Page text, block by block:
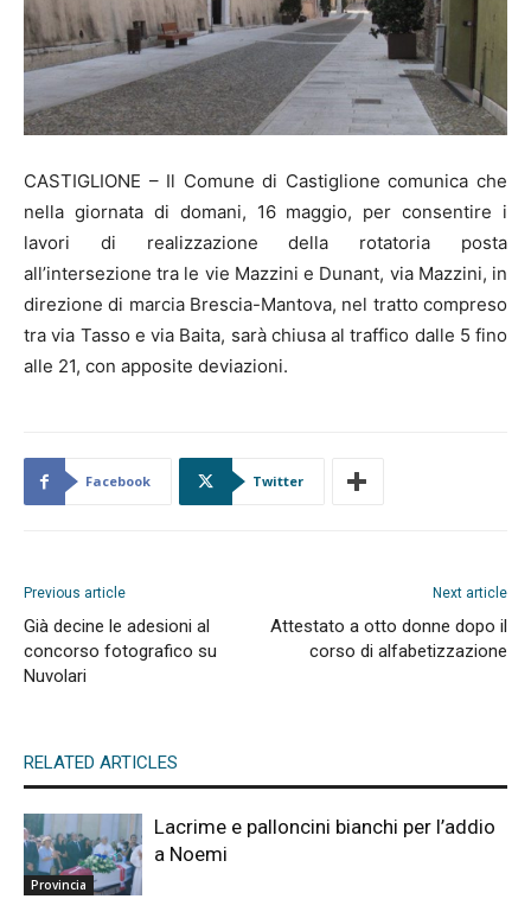
CASTIGLIONE – Il Comune di Castiglione comunica che
nella giornata di domani, 16 maggio, per consentire i
lavori di realizzazione della rotatoria posta
all’intersezione tra le vie Mazzini e Dunant, via Mazzini, in
direzione di marcia Brescia-Mantova, nel tratto compreso
tra via Tasso e via Baita, sarà chiusa al traffico dalle 5 fino
alle 21, con apposite deviazioni.
Facebook Twitter
Previous article
Già decine le adesioni al
concorso fotografico su
Nuvolari
Next article
Attestato a otto donne dopo il
corso di alfabetizzazione
RELATED ARTICLES
Provincia
Lacrime e palloncini bianchi per l’addio
a Noemi